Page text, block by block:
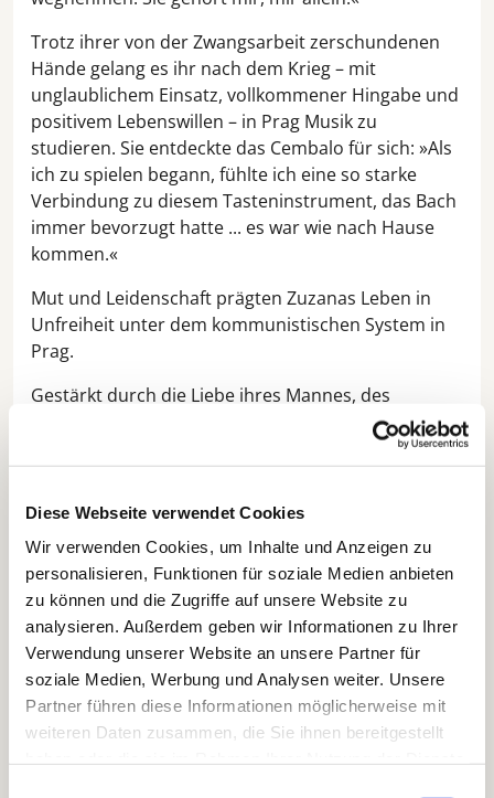
Diese Webseite verwendet Cookies
Wir verwenden Cookies, um Inhalte und Anzeigen zu
personalisieren, Funktionen für soziale Medien anbieten
zu können und die Zugriffe auf unsere Website zu
analysieren. Außerdem geben wir Informationen zu Ihrer
Verwendung unserer Website an unsere Partner für
soziale Medien, Werbung und Analysen weiter. Unsere
Partner führen diese Informationen möglicherweise mit
weiteren Daten zusammen, die Sie ihnen bereitgestellt
Trotz ihrer von der Zwangsarbeit zerschundenen
Hände gelang es ihr nach dem Krieg – mit
unglaublichem Einsatz, vollkommener Hingabe und
positivem Lebenswillen – in Prag Musik zu
studieren. Sie entdeckte das Cembalo für sich: »Als
ich zu spielen begann, fühlte ich eine so starke
Verbindung zu diesem Tasteninstrument, das Bach
immer bevorzugt hatte ... es war wie nach Hause
kommen.«
Mut und Leidenschaft prägten Zuzanas Leben in
Unfreiheit unter dem kommunistischen System in
Prag.
Gestärkt durch die Liebe ihres Mannes, des
tschechischen Komponisten Viktor Kalabis, wurde
sie zu einer der berühmtesten Musikerinnen des
20. Jahrhunderts und zur ersten Cembalistin, die
das gesamte Klavierwerk Bachs aufnahm.
Zuzana Růžičková war eine Legende – nicht nur als
Mensch, sondern auch als Musikerin, sie wurde
gefeiert und verehrt. 2017 erschien ihr Gesamtwerk
neu, am 27. September desselben Jahres starb die
Grande Dame des Cembalos in Prag.
Texte aus ihrem BuchLebensfugeführen durch die
schwärzesten Kapitel in Zuzanas Leben hin zu
einem Leben in Freiheit als lebensbejahende,